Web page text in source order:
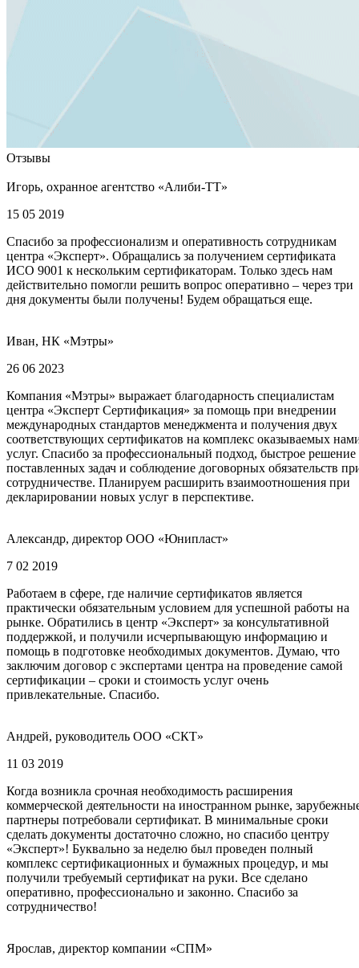
Отзывы
Игорь, охранное агентство «Алиби-ТТ»
15 05 2019
Спасибо за профессионализм и оперативность сотрудникам
центра «Эксперт». Обращались за получением сертификата
ИСО 9001 к нескольким сертификаторам. Только здесь нам
действительно помогли решить вопрос оперативно – через три
дня документы были получены! Будем обращаться еще.
Иван, НК «Мэтры»
26 06 2023
Компания «Мэтры» выражает благодарность специалистам
центра «Эксперт Сертификация» за помощь при внедрении
международных стандартов менеджмента и получения двух
соответствующих сертификатов на комплекс оказываемых
услуг. Спасибо за профессиональный подход, быстрое решение
поставленных задач и соблюдение договорных обязательств
сотрудничестве. Планируем расширить взаимоотношения при
декларировании новых услуг в перспективе.
Александр, директор ООО «Юнипласт»
7 02 2019
Работаем в сфере, где наличие сертификатов является
практически обязательным условием для успешной работы на
рынке. Обратились в центр «Эксперт» за консультативной
поддержкой, и получили исчерпывающую информацию и
помощь в подготовке необходимых документов. Думаю, что
заключим договор с экспертами центра на проведение самой
сертификации – сроки и стоимость услуг очень
привлекательные. Спасибо.
Андрей, руководитель ООО «СКТ»
11 03 2019
Когда возникла срочная необходимость расширения
коммерческой деятельности на иностранном рынке,
партнеры потребовали сертификат. В минимальные сроки
сделать документы достаточно сложно, но спасибо центру
«Эксперт»! Буквально за неделю был проведен полный
комплекс сертификационных и бумажных процедур, и мы
получили требуемый сертификат на руки. Все сделано
оперативно, профессионально и законно. Спасибо за
сотрудничество!
Ярослав, директор компании «СПМ»